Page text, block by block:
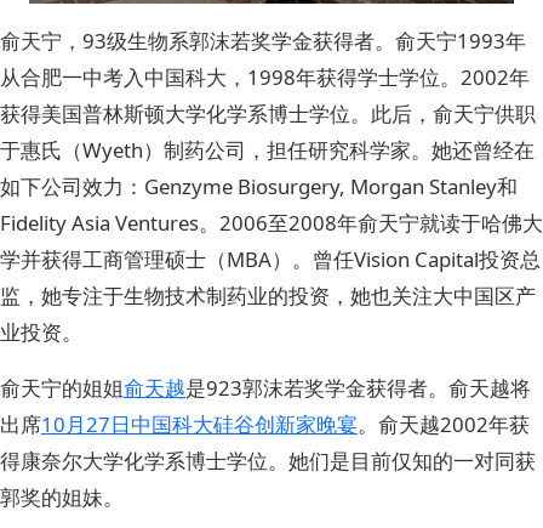
俞天宁，93级生物系郭沫若奖学金获得者。俞天宁1993年
从合肥一中考入中国科大，1998年获得学士学位。2002年
获得美国普林斯顿大学化学系博士学位。此后，俞天宁供职
于惠氏（Wyeth）制药公司，担任研究科学家。她还曾经在
如下公司效力：Genzyme Biosurgery, Morgan Stanley和
Fidelity Asia Ventures。2006至2008年俞天宁就读于哈佛大
学并获得工商管理硕士（MBA）。曾任Vision Capital投资总
监，她专注于生物技术制药业的投资，她也关注大中国区产
业投资。
俞天宁的姐姐俞天越是923郭沫若奖学金获得者。俞天越将
出席10月27日中国科大硅谷创新家晚宴。俞天越2002年获
得康奈尔大学化学系博士学位。她们是目前仅知的一对同获
郭奖的姐妹。